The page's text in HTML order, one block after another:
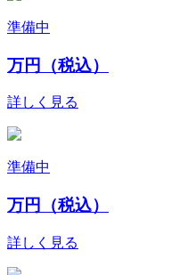
準備中
万円（税込）
詳しく見る
準備中
万円（税込）
詳しく見る